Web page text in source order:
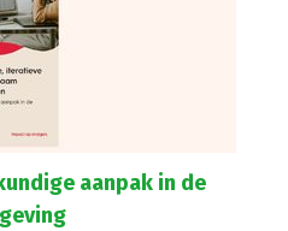
aanpak in de